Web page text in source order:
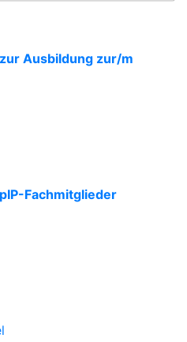
Ausbildung zur/m
Fachmitglieder